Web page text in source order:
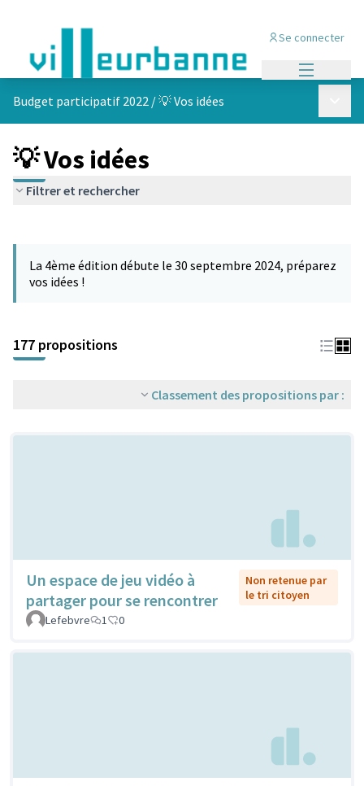
Se connecter
Budget participatif 2022 /💡 Vos idées
💡 Vos idées
Filtrer et rechercher
−
La 4ème édition débute le 30 septembre 2024, préparez
vos idées !
177 propositions
Classement des propositions par :
Un espace de jeu vidéo à
partager pour se rencontrer
Non retenue par
le tri citoyen
Lefebvre
1 0